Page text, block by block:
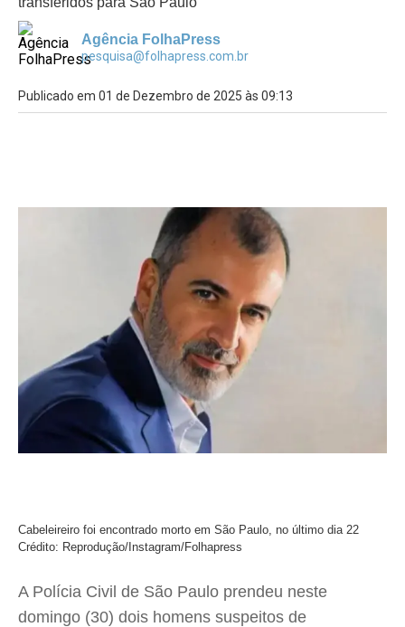
Agência FolhaPress
pesquisa@folhapress.com.br
Publicado em 01 de Dezembro de 2025 às 09:13
Cabeleireiro foi encontrado morto em São Paulo, no último dia 22
Crédito: Reprodução/Instagram/Folhapress
A Polícia Civil de São Paulo prendeu neste
domingo (30) dois homens suspeitos de